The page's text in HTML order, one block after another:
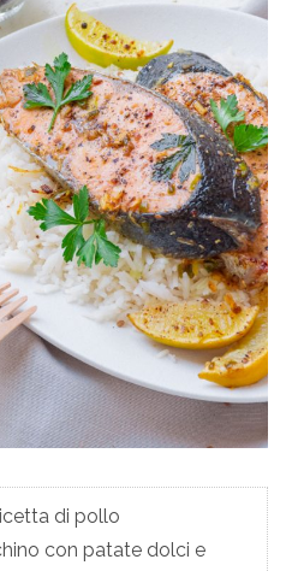
di pollo
con patate dolci e